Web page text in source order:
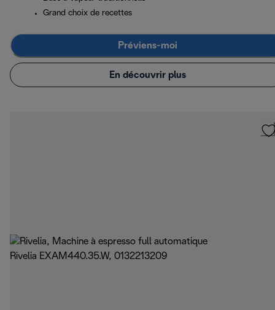
Grand choix de recettes
Préviens-moi
En découvrir plus